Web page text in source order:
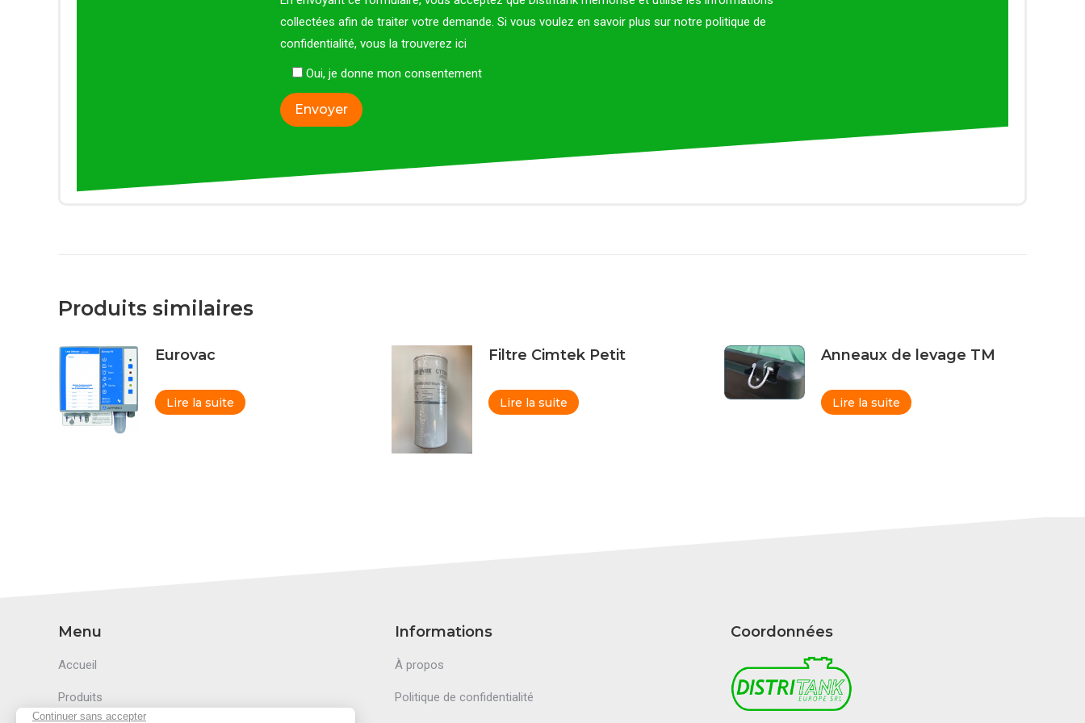
collectées afin de traiter votre demande. Si vous voulez en savoir plus sur notre politique de
confidentialité, vous la trouverez ici
Oui, je donne mon consentement
Produits similaires
Eurovac
Lire la suite
Filtre Cimtek Petit
Lire la suite
Anneaux de levage TM
Lire la suite
Menu
Accueil
Produits
Informations
À propos
Politique de confidentialité
Coordonnées